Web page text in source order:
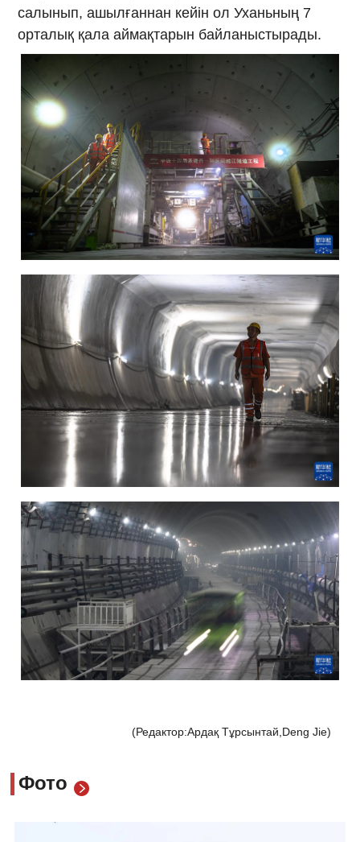
салынып, ашылғаннан кейін ол Уханьның 7
орталық қала аймақтарын байланыстырады.
(Редактор:Ардақ Тұрсынтай,Deng Jie)
Фото